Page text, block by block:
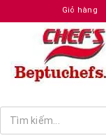
Giỏ hàng